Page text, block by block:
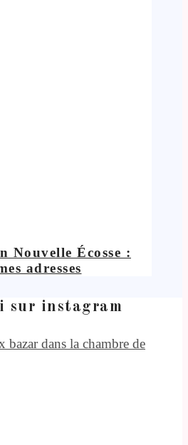
Nouvelle Écosse :
adresses
sur instagram
dans la chambre de